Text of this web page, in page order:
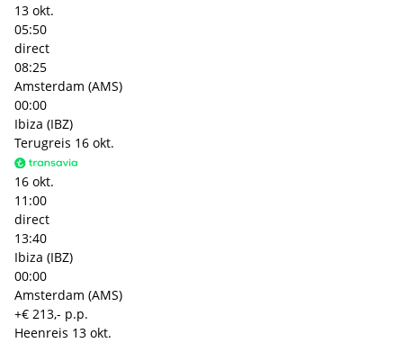
13 okt.
05:50
direct
08:25
Amsterdam (AMS)
00:00
Ibiza (IBZ)
Terugreis 16 okt.
16 okt.
11:00
direct
13:40
Ibiza (IBZ)
00:00
Amsterdam (AMS)
+€ 213,- p.p.
Heenreis 13 okt.